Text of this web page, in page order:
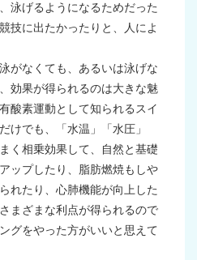
泳げるようになるためだった
技に出たかったりと、人によ
がなくても、あるいは泳げな
効果が得られるのは大きな魅
酸素運動として知られるスイ
けでも、「水温」「水圧」
く相乗効果して、自然と基礎
ップしたり、脂肪燃焼もしや
れたり、心肺機能が向上した
まざまな利点が得られるので
グをやった方がいいと思えて